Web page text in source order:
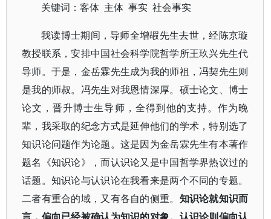
关键词 ： 客体 主体 事实 社会事实
我读博士期间，导师全增嘏先生去世，经陈京璇
教授联系，安排中国社会科学院哲学所王玖兴先生代
导师。于是，金岳霖先生成为我的师祖，冯契先生则
是我的师叔。冯先生对我恩情深厚。硕士论文、博士
论文，晋升博士生导师，全得到他的支持。作为晚
辈，我采取的纪念方式是延伸他们的学术，特别选了
知识论问题作为论题。这是因为金岳霖先生有本著作
题名《知识论》，而认识论又是中国哲学界热议过的
话题。知识论与认识论在我看来是两个不同的专题。
二者有重合的域，又有各自的侧重。 知识论就知识而
言，偏向已经被确认为知识的对象。认识论则偏向认